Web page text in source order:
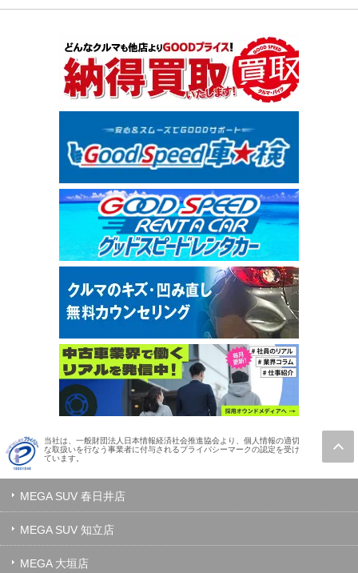
当社は、一般財団法人日本情報経済社会推進協会より、個人情報の適切
な取扱いを行なう事業者に付与されるプライバシーマークの認定を受け
ています。
MEGA SUV 春日井店
MEGA SUV 知立店
MEGA 大垣店